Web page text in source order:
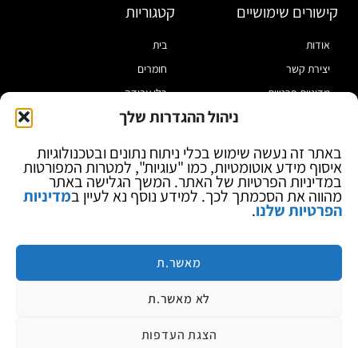
ניהול ההגדרות שלך
באתר זה נעשה שימוש בכלי ניתוח נתונים ובטכנולוגיות
איסוף מידע אוטומטיות, כמו "עוגיות", למטרות המפורטות
במדיניות הפרטיות של האתר. המשך הגלישה באתר
מהווה את הסכמתך לכך. למידע נוסף נא לעיין במדיניות
הפרטיות שלנו.
מאשר.ת
לא מאשר.ת
הצגת העדפות
קישורים שימושיים
אודות
יצירת קשר
מדיניות פרטיות
בלוג
קטגוריות
בית
חומרים
כלי עבודה
מוצרי הלחמה
ספקי כח ומודדים
ציוד אופטי להגדלה
מותגים